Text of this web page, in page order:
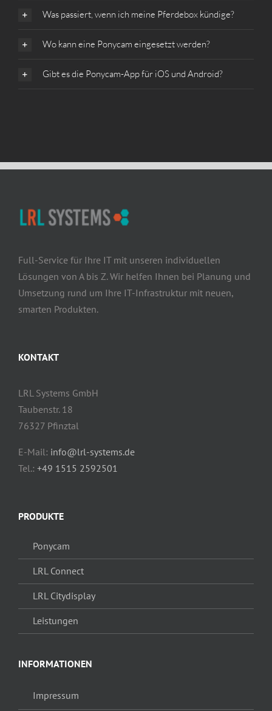
Was passiert, wenn ich meine Pferdebox kündige?
Wo kann eine Ponycam eingesetzt werden?
Gibt es die Ponycam-App für iOS und Android?
Full-Service für Ihre IT mit unseren individuellen
Lösungen von A bis Z. Wir helfen Ihnen bei Planung und
Umsetzung rund um Ihre IT-Infrastruktur mit neuen,
smarten Produkten.
PRODUKTE
Ponycam
LRL Connect
LRL Citydisplay
Leistungen
KONTAKT
LRL Systems GmbH
Taubenstr. 18
76327 Pfinztal
E-Mail: info@lrl-systems.de
Tel.: +49 1515 2592501
INFORMATIONEN
Impressum